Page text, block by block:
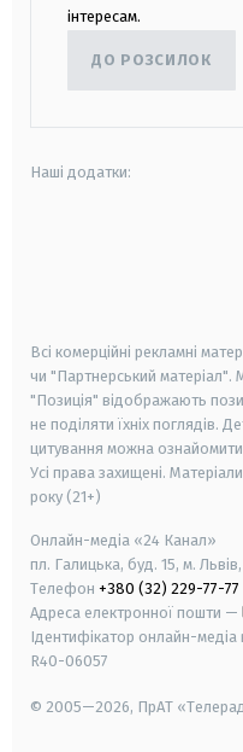
інтересам.
ДО РОЗСИЛОК
Наші додатки:
Всі комерційні рекламні
чи "Партнерський матеріал".
"Позиція" відображають
не поділяти їхніх поглядів.
цитування можна
Усі права захищені.
року (21+)
Онлайн-медіа «24 Канал»
пл. Галицька, буд. 15, м.
Телефон +380 (32) 229-77-77
Адреса електронної пошти —
Ідентифікатор онлайн-медіа
R40-06057
© 2005—2026, ПрАТ